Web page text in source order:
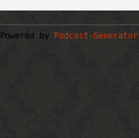
Powered by Podcast-Generator